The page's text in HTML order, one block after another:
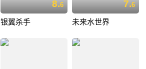
8.6
银翼杀手
7.6
未来水世界